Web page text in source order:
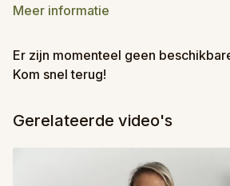
Meer informatie
Er zijn momenteel geen
Kom snel terug!
Gerelateerde video's